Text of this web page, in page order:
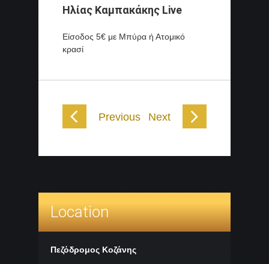
Ηλίας Καμπακάκης Live
Είσοδος 5€ με Μπύρα ή Ατομικό
κρασί
Previous Next
Location
Πεζόδρομος Κοζάνης